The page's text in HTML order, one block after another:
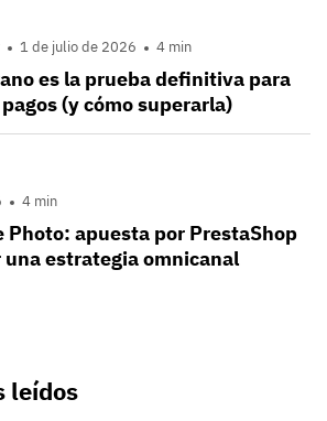
1 de julio de 2026 4 min
es la prueba definitiva para
(y cómo superarla)
4 min
Photo: apuesta por PrestaShop
estrategia omnicanal
leídos